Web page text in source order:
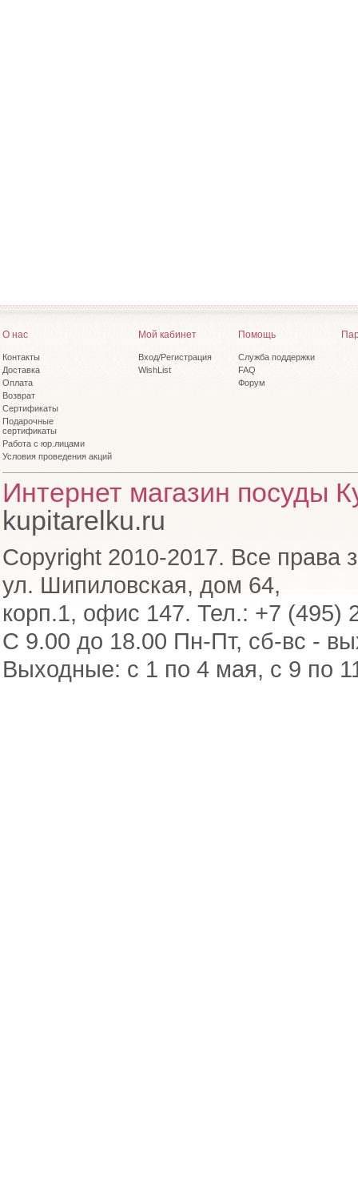
О нас
Контакты
Доставка
Оплата
Возврат
Сертификаты
Подарочные
сертификаты
Работа с юр.лицами
Условия проведения акций
Мой кабинет
Вход/Регистрация
WishList
Помощь
Служба поддержки
FAQ
Форум
Интернет магазин посуды
kupitarelku.ru
Copyright 2010-2017. Все права
ул. Шипиловская, дом 64,
корп.1, офис 147. Тел.: +7 (495)
С 9.00 до 18.00 Пн-Пт, сб-вс -
Выходные: с 1 по 4 мая, с 9 по